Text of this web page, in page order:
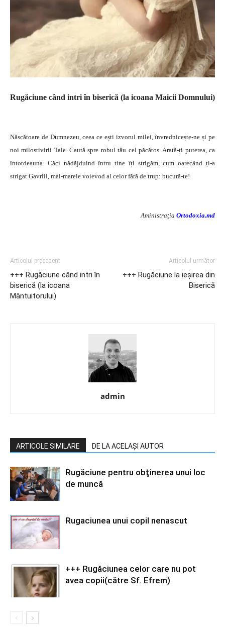
Rugăciune când intri în biserică (la icoana Maicii Domnului)
Născătoare de Dumnezeu, ceea ce ești izvorul milei, învrednicește-ne și pe
noi milostivirii Tale. Caută spre robul tău cel păcătos. Arată-ți puterea, ca
întotdeauna. Căci nădăjduind întru tine îți strigăm, cum oarecând ți-a
strigat Gavriil, mai-marele voievod al celor fără de trup: bucură-te!
Aministraţia Ortodoxia.md
Articolul precedent
+++ Rugăciune când intri în
biserică (la icoana
Mântuitorului)
Articolul următor
+++ Rugăciune la ieșirea din
Biserică
admin
ARTICOLE SIMILARE DE LA ACELAȘI AUTOR
Rugăciune pentru obţinerea unui loc
de muncă
Rugaciunea unui copil nenascut
+++ Rugăciunea celor care nu pot
avea copii(către Sf. Efrem)